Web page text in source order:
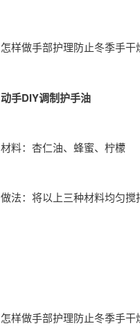
怎样做手部护理防止冬季手干
动手DIY调制护手油
材料：杏仁油、蜂蜜、柠檬
做法：将以上三种材料均匀
怎样做手部护理防止冬季手干